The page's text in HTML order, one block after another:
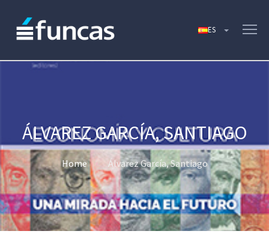
ÁLVAREZ GARCÍA, SANTIAGO
Home Álvarez García, Santiago